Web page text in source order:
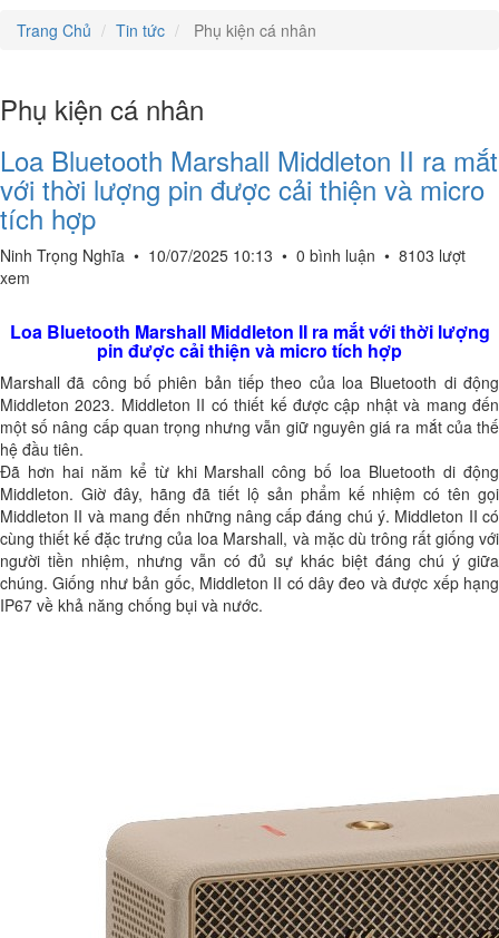
Trang Chủ
Tin tức Phụ kiện cá nhân
Phụ kiện cá nhân
Loa Bluetooth Marshall Middleton II ra mắt
với thời lượng pin được cải thiện và micro
tích hợp
Ninh Trọng Nghĩa • 10/07/2025 10:13 • 0 bình luận • 8103 lượt
xem
Loa Bluetooth Marshall Middleton II ra mắt với thời lượng
pin được cải thiện và micro tích hợp
Marshall đã công bố phiên bản tiếp theo của loa Bluetooth di động
Middleton 2023. Middleton II có thiết kế được cập nhật và mang đến
một số nâng cấp quan trọng nhưng vẫn giữ nguyên giá ra mắt của thế
hệ đầu tiên.
Đã hơn hai năm kể từ khi Marshall công bố loa Bluetooth di động
Middleton. Giờ đây, hãng đã tiết lộ sản phẩm kế nhiệm có tên gọi
Middleton II và mang đến những nâng cấp đáng chú ý. Middleton II có
cùng thiết kế đặc trưng của loa Marshall, và mặc dù trông rất giống với
người tiền nhiệm, nhưng vẫn có đủ sự khác biệt đáng chú ý giữa
chúng. Giống như bản gốc, Middleton II có dây đeo và được xếp hạng
IP67 về khả năng chống bụi và nước.